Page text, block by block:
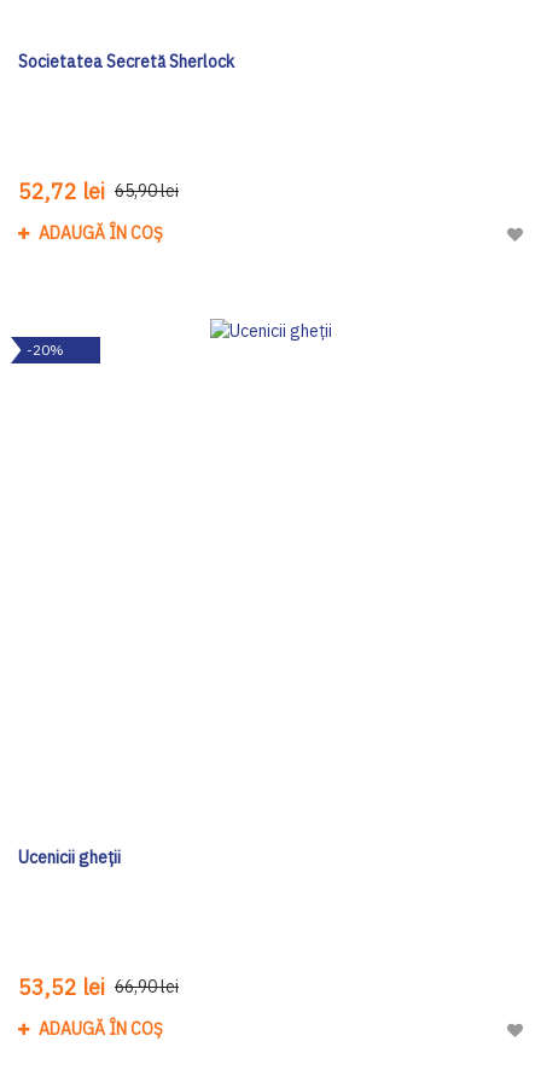
Societatea Secretă Sherlock
52,72 lei 65,90 lei
ADAUGĂ ÎN COȘ
-20%
Ucenicii gheții
53,52 lei 66,90 lei
ADAUGĂ ÎN COȘ